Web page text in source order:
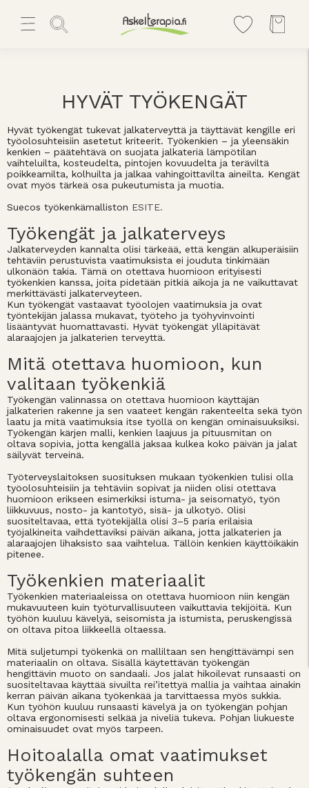
HYVÄT TYÖKENGÄT
Hyvät työkengät tukevat jalkaterveyttä ja täyttävät kengille eri
työolosuhteisiin asetetut kriteerit. Työkenkien – ja yleensäkin
kenkien – päätehtävä on suojata jalkateriä lämpötilan
vaihteluilta, kosteudelta, pintojen kovuudelta ja teräviltä
poikkeamilta, kolhuilta ja jalkaa vahingoittavilta aineilta. Kengät
ovat myös tärkeä osa pukeutumista ja muotia.
Suecos työkenkämalliston ESITE.
Työkengät ja jalkaterveys
Jalkaterveyden kannalta olisi tärkeää, että kengän alkuperäisiin
tehtäviin perustuvista vaatimuksista ei jouduta tinkimään
ulkonäön takia. Tämä on otettava huomioon erityisesti
työkenkien kanssa, joita pidetään pitkiä aikoja ja ne vaikuttavat
merkittävästi jalkaterveyteen.
Kun työkengät vastaavat työolojen vaatimuksia ja ovat
työntekijän jalassa mukavat, työteho ja työhyvinvointi
lisääntyvät huomattavasti. Hyvät työkengät ylläpitävät
alaraajojen ja jalkaterien terveyttä.
Mitä otettava huomioon, kun
valitaan työkenkiä
Työkengän valinnassa on otettava huomioon käyttäjän
jalkaterien rakenne ja sen vaateet kengän rakenteelta sekä työn
laatu ja mitä vaatimuksia itse työllä on kengän ominaisuuksiksi.
Työkengän kärjen malli, kenkien laajuus ja pituusmitan on
oltava sopivia, jotta kengällä jaksaa kulkea koko päivän ja jalat
säilyvät terveinä.
Työterveyslaitoksen suosituksen mukaan työkenkien tulisi olla
työolosuhteisiin ja tehtäviin sopivat ja niiden olisi otettava
huomioon erikseen esimerkiksi istuma- ja seisomatyö, työn
liikkuvuus, nosto- ja kantotyö, sisä- ja ulkotyö. Olisi
suositeltavaa, että työtekijällä olisi 3–5 paria erilaisia
työjalkineita vaihdettaviksi päivän aikana, jotta jalkaterien ja
alaraajojen lihaksisto saa vaihtelua. Tällöin kenkien käyttöikäkin
pitenee.
Työkenkien materiaalit
Työkenkien materiaaleissa on otettava huomioon niin kengän
mukavuuteen kuin työturvallisuuteen vaikuttavia tekijöitä. Kun
työhön kuuluu kävelyä, seisomista ja istumista, peruskengissä
on oltava pitoa liikkeellä oltaessa.
Mitä suljetumpi työkenkä on malliltaan sen hengittävämpi sen
materiaalin on oltava. Sisällä käytettävän työkengän
hengittävin muoto on sandaali. Jos jalat hikoilevat runsaasti on
suositeltavaa käyttää sivuilta rei’itettyä mallia ja vaihtaa ainakin
kerran päivän aikana työkenkää ja tarvittaessa myös sukkia.
Kun työhön kuuluu runsaasti kävelyä ja on työkengän pohjan
oltava ergonomisesti selkää ja niveliä tukeva. Pohjan liukueste
ominaisuudet ovat myös tarpeen.
Hoitoalalla omat vaatimukset
työkengän suhteen